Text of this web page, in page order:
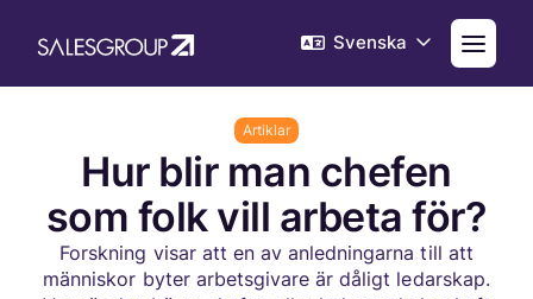
Svenska
Artiklar
Hur blir man chefen
som folk vill arbeta för?
Forskning visar att en av anledningarna till att
människor byter arbetsgivare är dåligt ledarskap.